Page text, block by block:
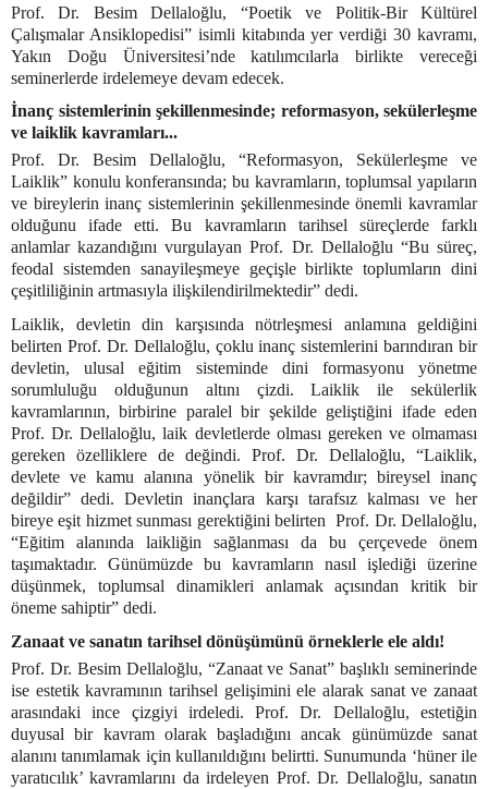
Prof. Dr. Besim Dellaloğlu, “Poetik ve Politik-Bir Kültürel
Çalışmalar Ansiklopedisi” isimli kitabında yer verdiği 30 kavramı,
Yakın Doğu Üniversitesi’nde katılımcılarla birlikte vereceği
seminerlerde irdelemeye devam edecek.
İnanç sistemlerinin şekillenmesinde; reformasyon, sekülerleşme
ve laiklik kavramları...
Prof. Dr. Besim Dellaloğlu, “Reformasyon, Sekülerleşme ve
Laiklik” konulu konferansında; bu kavramların, toplumsal yapıların
ve bireylerin inanç sistemlerinin şekillenmesinde önemli kavramlar
olduğunu ifade etti. Bu kavramların tarihsel süreçlerde farklı
anlamlar kazandığını vurgulayan Prof. Dr. Dellaloğlu “Bu süreç,
feodal sistemden sanayileşmeye geçişle birlikte toplumların dini
çeşitliliğinin artmasıyla ilişkilendirilmektedir” dedi.
Laiklik, devletin din karşısında nötrleşmesi anlamına geldiğini
belirten Prof. Dr. Dellaloğlu, çoklu inanç sistemlerini barındıran bir
devletin, ulusal eğitim sisteminde dini formasyonu yönetme
sorumluluğu olduğunun altını çizdi. Laiklik ile sekülerlik
kavramlarının, birbirine paralel bir şekilde geliştiğini ifade eden
Prof. Dr. Dellaloğlu, laik devletlerde olması gereken ve olmaması
gereken özelliklere de değindi. Prof. Dr. Dellaloğlu, “Laiklik,
devlete ve kamu alanına yönelik bir kavramdır; bireysel inanç
değildir” dedi. Devletin inançlara karşı tarafsız kalması ve her
bireye eşit hizmet sunması gerektiğini belirten Prof. Dr. Dellaloğlu,
“Eğitim alanında laikliğin sağlanması da bu çerçevede önem
taşımaktadır. Günümüzde bu kavramların nasıl işlediği üzerine
düşünmek, toplumsal dinamikleri anlamak açısından kritik bir
öneme sahiptir” dedi.
Zanaat ve sanatın tarihsel dönüşümünü örneklerle ele aldı!
Prof. Dr. Besim Dellaloğlu, “Zanaat ve Sanat” başlıklı seminerinde
ise estetik kavramının tarihsel gelişimini ele alarak sanat ve zanaat
arasındaki ince çizgiyi irdeledi. Prof. Dr. Dellaloğlu, estetiğin
duyusal bir kavram olarak başladığını ancak günümüzde sanat
alanını tanımlamak için kullanıldığını belirtti. Sunumunda ‘hüner ile
yaratıcılık’ kavramlarını da irdeleyen Prof. Dr. Dellaloğlu, sanatın